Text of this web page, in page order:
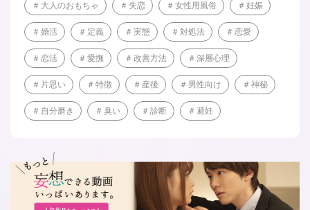
大人のおもちゃ 失恋 女性用風俗 妊娠
婚活 定義 実態 対処法 恋愛
恋活 愛撫 改善方法 深層心理
片思い 特徴 産後 男性向け 神秘
自分磨き 臭い 診断 避妊